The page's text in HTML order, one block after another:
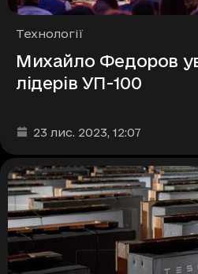
Рубрики
Технології
Михайло Федоров
лідерів УП-100
Дата та час публікації
23 лис. 2023, 12:07